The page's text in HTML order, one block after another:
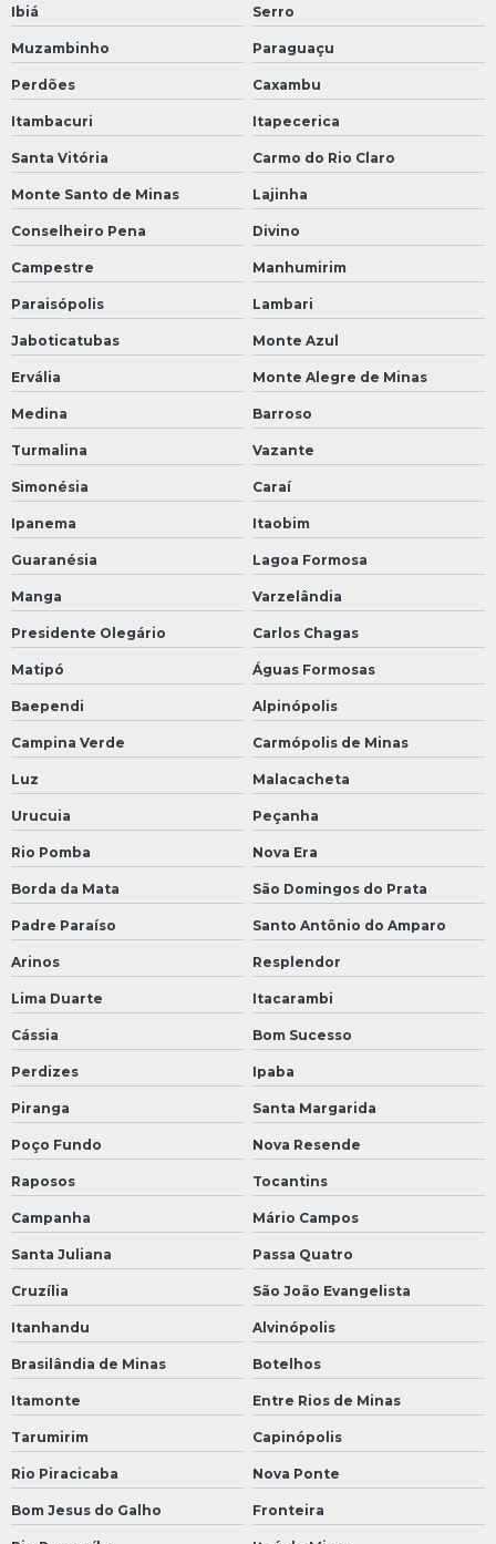
Ibiá Serro
Muzambinho Paraguaçu
Perdões Caxambu
Itambacuri Itapecerica
Santa Vitória Carmo do Rio Claro
Monte Santo de Minas Lajinha
Conselheiro Pena Divino
Campestre Manhumirim
Paraisópolis Lambari
Jaboticatubas Monte Azul
Ervália Monte Alegre de Minas
Medina Barroso
Turmalina Vazante
Simonésia Caraí
Ipanema Itaobim
Guaranésia Lagoa Formosa
Manga Varzelândia
Presidente Olegário Carlos Chagas
Matipó Águas Formosas
Baependi Alpinópolis
Campina Verde Carmópolis de Minas
Luz Malacacheta
Urucuia Peçanha
Rio Pomba Nova Era
Borda da Mata São Domingos do Prata
Padre Paraíso Santo Antônio do Amparo
Arinos Resplendor
Lima Duarte Itacarambi
Cássia Bom Sucesso
Perdizes Ipaba
Piranga Santa Margarida
Poço Fundo Nova Resende
Raposos Tocantins
Campanha Mário Campos
Santa Juliana Passa Quatro
Cruzília São João Evangelista
Itanhandu Alvinópolis
Brasilândia de Minas Botelhos
Itamonte Entre Rios de Minas
Tarumirim Capinópolis
Rio Piracicaba Nova Ponte
Bom Jesus do Galho Fronteira